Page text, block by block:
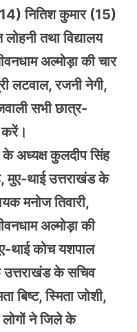
नितिश कुमार (15)
तथा विद्यालय
अल्मोड़ा की चार
लटवाल, रजनी नेगी,
सभी छात्र-
करें।
अध्यक्ष कुलदीप सिंह
मुए-थाई उत्तराखंड के
मनोज तिवारी,
अल्मोड़ा की
मुए-थाई कोच यशपाल
के सचिव
बिष्ट, स्मिता जोशी,
लोगों ने जिले के